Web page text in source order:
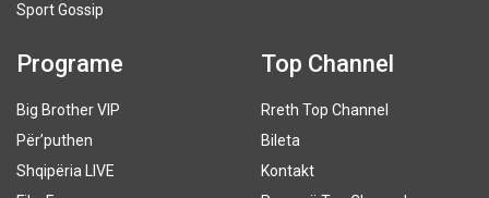
Sport Gossip
Programe
Big Brother VIP
Për’puthen
Shqipëria LIVE
Top Channel
Rreth Top Channel
Bileta
Kontakt